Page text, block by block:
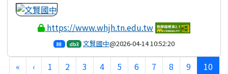
https://www.whjh.tn.edu.tw
88 db3 文賢國中@2026-04-14 10:52:20
«第一頁
‹上一頁
1 2 3 4 5 6 7 8 9 10(目